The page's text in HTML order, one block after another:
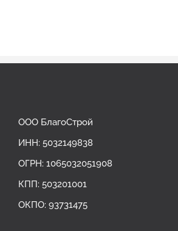
ООО БлагоСтрой
ИНН: 5032149838
ОГРН: ‎1065032051908
КПП: 503201001
ОКПО: 93731475